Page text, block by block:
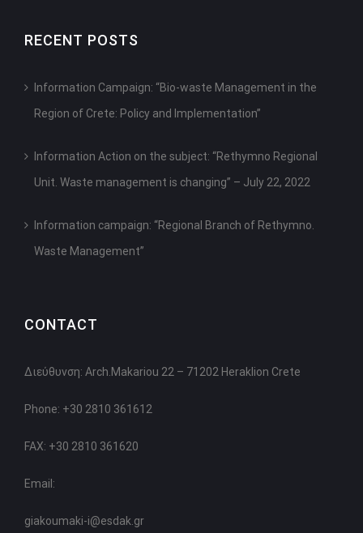
RECENT POSTS
Information Campaign: “Bio-waste Management in the
Region of Crete: Policy and Implementation”
Information Action on the subject: “Rethymno Regional
Unit. Waste management is changing” – July 22, 2022
Information campaign: “Regional Branch of Rethymno.
Waste Management”
CONTACT
Διεύθυνση: Arch.Makariou 22 – 71202 Heraklion Crete
Phone: +30 2810 361612
FAX: +30 2810 361620
Email:
giakoumaki-i@esdak.gr